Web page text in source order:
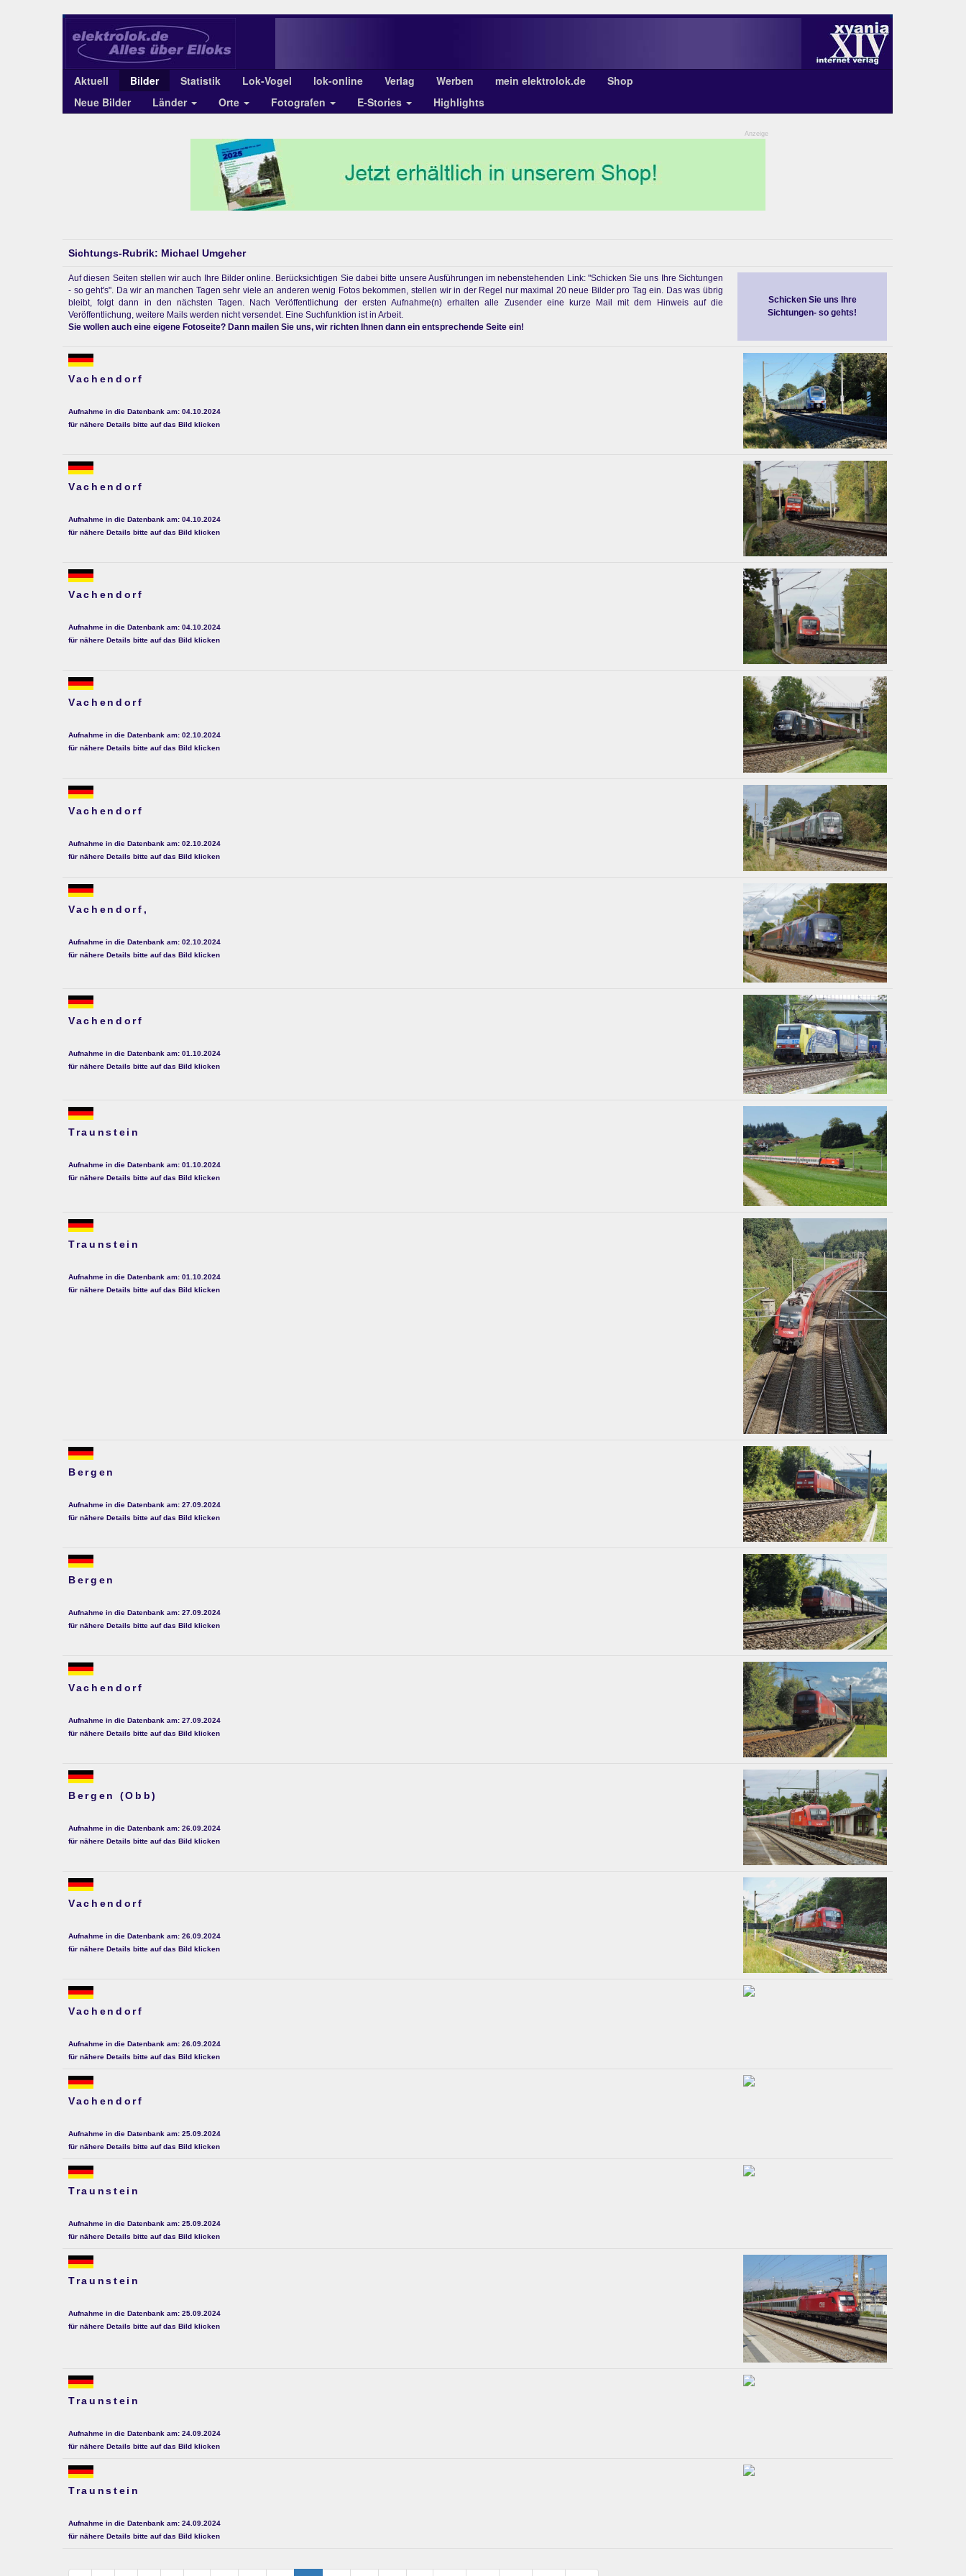
Aktuell Bilder Statistik Lok-Vogel lok-online Verlag Werben mein elektrolok.de
Shop
Neue Bilder
Länder Orte Fotografen E-Stories Highlights
Anzeige
Sichtungs-Rubrik: Michael Umgeher
Auf diesen Seiten stellen wir auch Ihre Bilder online. Berücksichtigen Sie dabei bitte unsere Ausführungen im nebenstehenden Link: "Schicken Sie uns Ihre Sichtungen
- so geht's". Da wir an manchen Tagen sehr viele an anderen wenig Fotos bekommen, stellen wir in der Regel nur maximal 20 neue Bilder pro Tag ein. Das was übrig
bleibt, folgt dann in den nächsten Tagen. Nach Veröffentlichung der ersten Aufnahme(n) erhalten alle Zusender eine kurze Mail mit dem Hinweis auf die
Veröffentlichung, weitere Mails werden nicht versendet. Eine Suchfunktion ist in Arbeit.
Sie wollen auch eine eigene Fotoseite? Dann mailen Sie uns, wir richten Ihnen dann ein entsprechende Seite ein!
Schicken Sie uns Ihre
Sichtungen- so gehts!
Vachendorf
Aufnahme in die Datenbank am: 04.10.2024
für nähere Details bitte auf das Bild klicken
Vachendorf
Aufnahme in die Datenbank am: 04.10.2024
für nähere Details bitte auf das Bild klicken
Vachendorf
Aufnahme in die Datenbank am: 04.10.2024
für nähere Details bitte auf das Bild klicken
Vachendorf
Aufnahme in die Datenbank am: 02.10.2024
für nähere Details bitte auf das Bild klicken
Vachendorf
Aufnahme in die Datenbank am: 02.10.2024
für nähere Details bitte auf das Bild klicken
Vachendorf,
Aufnahme in die Datenbank am: 02.10.2024
für nähere Details bitte auf das Bild klicken
Vachendorf
Aufnahme in die Datenbank am: 01.10.2024
für nähere Details bitte auf das Bild klicken
Traunstein
Aufnahme in die Datenbank am: 01.10.2024
für nähere Details bitte auf das Bild klicken
Traunstein
Aufnahme in die Datenbank am: 01.10.2024
für nähere Details bitte auf das Bild klicken
Bergen
Aufnahme in die Datenbank am: 27.09.2024
für nähere Details bitte auf das Bild klicken
Bergen
Aufnahme in die Datenbank am: 27.09.2024
für nähere Details bitte auf das Bild klicken
Vachendorf
Aufnahme in die Datenbank am: 27.09.2024
für nähere Details bitte auf das Bild klicken
Bergen (Obb)
Aufnahme in die Datenbank am: 26.09.2024
für nähere Details bitte auf das Bild klicken
Vachendorf
Aufnahme in die Datenbank am: 26.09.2024
für nähere Details bitte auf das Bild klicken
Vachendorf
Aufnahme in die Datenbank am: 26.09.2024
für nähere Details bitte auf das Bild klicken
Vachendorf
Aufnahme in die Datenbank am: 25.09.2024
für nähere Details bitte auf das Bild klicken
Traunstein
Aufnahme in die Datenbank am: 25.09.2024
für nähere Details bitte auf das Bild klicken
Traunstein
Aufnahme in die Datenbank am: 25.09.2024
für nähere Details bitte auf das Bild klicken
Traunstein
Aufnahme in die Datenbank am: 24.09.2024
für nähere Details bitte auf das Bild klicken
Traunstein
Aufnahme in die Datenbank am: 24.09.2024
für nähere Details bitte auf das Bild klicken